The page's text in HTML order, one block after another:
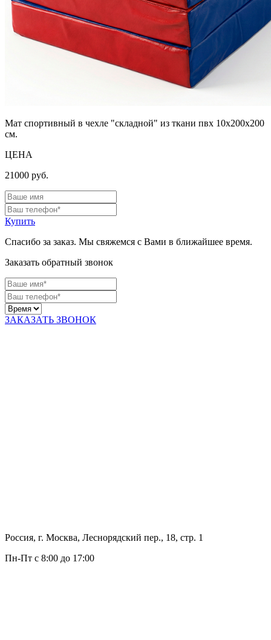
Мат спортивный в чехле "складной" из ткани пвх 10х200х200
см.
ЦЕНА
21000 руб.
Купить
Спасибо за заказ. Мы свяжемся с Вами в ближайшее время.
Заказать обратный звонок
ЗАКАЗАТЬ ЗВОНОК
Россия, г. Москва, Леснорядский пер., 18, стр. 1
Пн-Пт с 8:00 до 17:00